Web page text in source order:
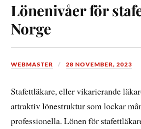
Lönenivåer för
Norge
WEBMASTER 28 NOVEMBER, 2023
Stafettläkare, eller vikarierande
attraktiv lönestruktur som lockar
professionella. Lönen för